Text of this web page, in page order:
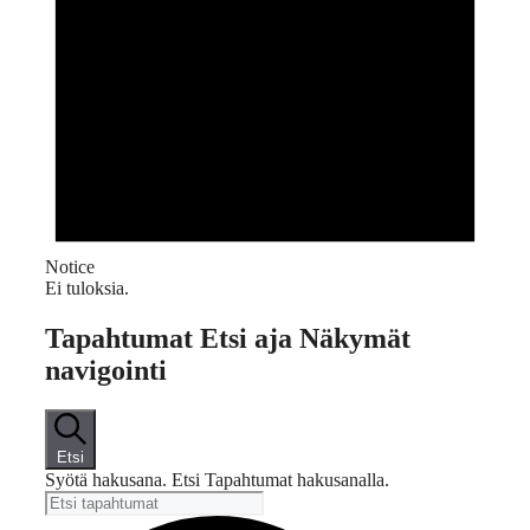
Notice
Ei tuloksia.
Tapahtumat Etsi aja Näkymät
navigointi
Etsi
Syötä hakusana. Etsi Tapahtumat hakusanalla.